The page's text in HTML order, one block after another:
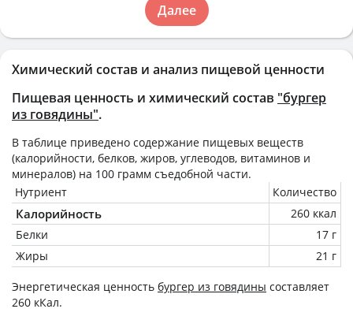
Химический состав и анализ пищевой ценности
Пищевая ценность и химический состав "бургер
из говядины".
В таблице приведено содержание пищевых веществ
(калорийности, белков, жиров, углеводов, витаминов и
минералов) на 100 грамм съедобной части.
Нутриент
Количество
Калорийность
260 ккал
Белки
17 г
Жиры
21 г
Энергетическая ценность бургер из говядины составляет
260 кКал.
Далее